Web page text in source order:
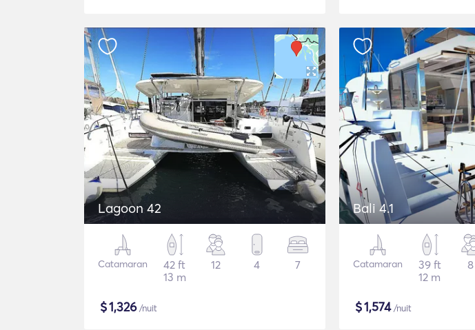
Lagoon 42
Catamaran
42 ft
13 m
12 4 7
$1,326/nuit
Bali 4.1
Catamaran
39 ft
12 m
8
$1,574/nuit